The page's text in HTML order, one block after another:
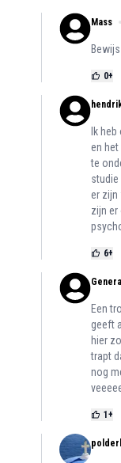
Mass
0+
Ik
en
te
studie
er zijn
zijn er
6+
Een
geeft
hier
trapt
nog
1 +